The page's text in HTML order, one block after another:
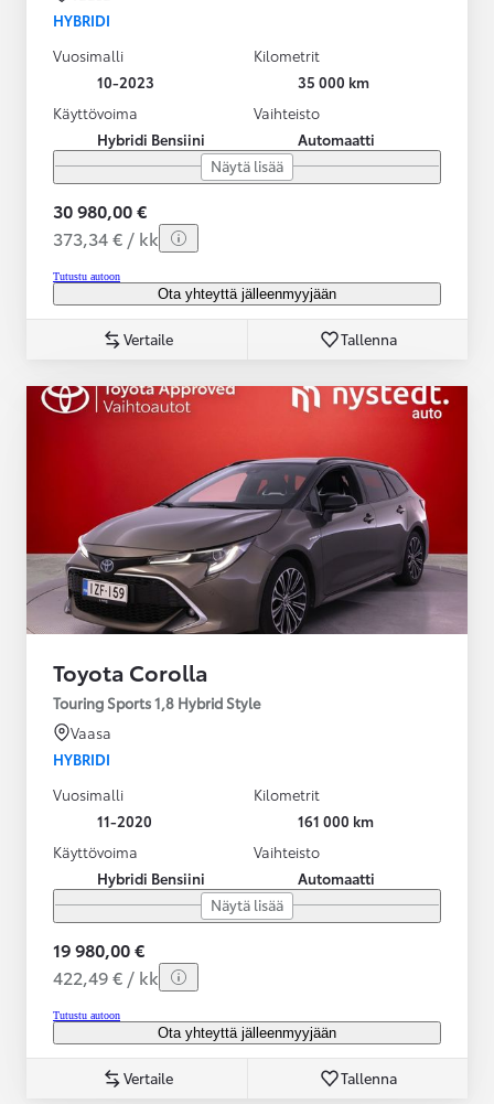
HYBRIDI
Vuosimalli
10-2023
Kilometrit
35 000 km
Käyttövoima
Hybridi Bensiini
Vaihteisto
Automaatti
Näytä lisää
30 980,00 €
373,34 € / kk
Tutustu autoon
Ota yhteyttä jälleenmyyjään
Vertaile Tallenna
Toyota Corolla
Touring Sports 1,8 Hybrid Style
Vaasa
HYBRIDI
Vuosimalli
11-2020
Kilometrit
161 000 km
Käyttövoima
Hybridi Bensiini
Vaihteisto
Automaatti
Näytä lisää
19 980,00 €
422,49 € / kk
Tutustu autoon
Ota yhteyttä jälleenmyyjään
Vertaile Tallenna